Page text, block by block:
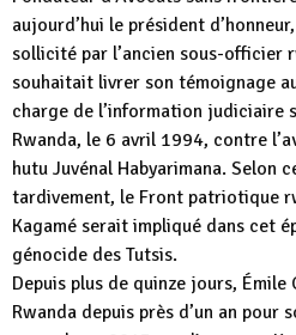
aujourd’hui le président
sollicité par l’ancien sous-officier
souhaitait livrer son témoignage
charge de l’information judiciaire
Rwanda, le 6 avril 1994, contre
hutu Juvénal Habyarimana. Selon
tardivement, le Front patriotique
Kagamé serait impliqué dans cet
génocide des Tutsis.
Depuis plus de quinze jours,
Rwanda depuis près d’un an